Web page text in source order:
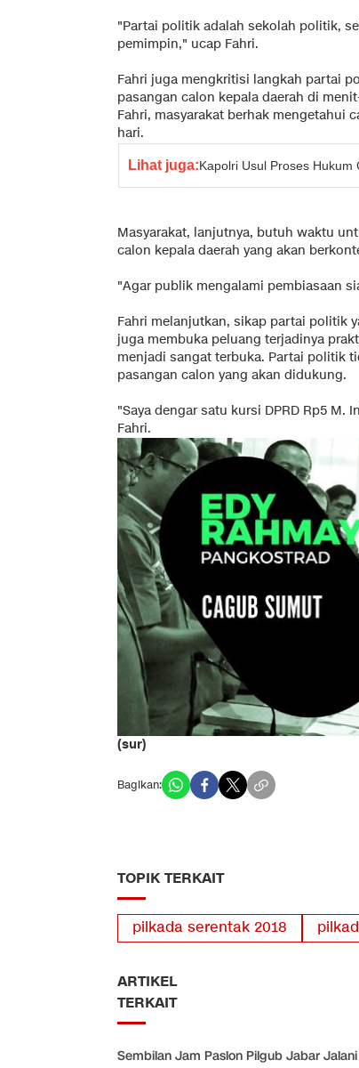
"Partai politik adalah sekolah politik,
pemimpin," ucap Fahri.
Fahri juga mengkritisi langkah partai
pasangan calon kepala daerah di
Fahri, masyarakat berhak mengetahui
hari.
Lihat juga:Kapolri Usul Proses
Masyarakat, lanjutnya, butuh waktu
calon kepala daerah yang akan
"Agar publik mengalami pembiasaan
Fahri melanjutkan, sikap partai politik
juga membuka peluang terjadinya
menjadi sangat terbuka. Partai politik
pasangan calon yang akan didukung.
"Saya dengar satu kursi DPRD Rp5 M.
Fahri.
(sur)
Bagikan:
TOPIK TERKAIT
pilkada serentak 2018
ARTIKEL
TERKAIT
Sembilan Jam Paslon Pilgub Jabar Jalani